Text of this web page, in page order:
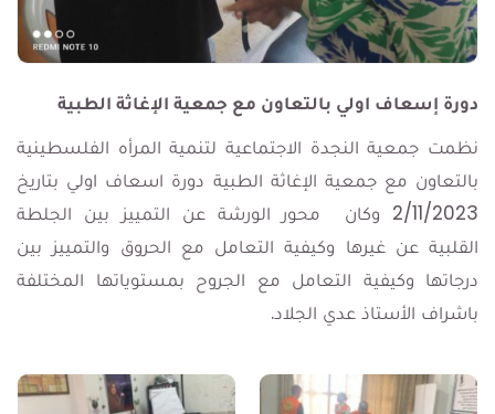
دورة إسعاف اولي بالتعاون مع جمعية الإغاثة الطبية
نظمت جمعية النجدة الاجتماعية لتنمية المرأه الفلسطينية
بالتعاون مع جمعية الإغاثة الطبية دورة اسعاف اولي بتاريخ
2/11/2023 وكان محور الورشة عن التمييز بين الجلطة
القلبية عن غيرها وكيفية التعامل مع الحروق والتمييز بين
درجاتها وكيفية التعامل مع الجروح بمستوياتها المختلفة
باشراف الأستاذ عدي الجلاد.